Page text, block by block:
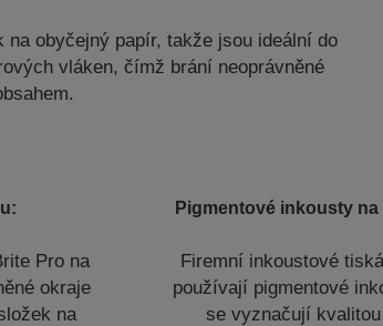
obyčejný papír, takže jsou ideální do
vláken, čímž brání neoprávněné
Pro na
okraje
na
Pigmentové inkousty
Firemní inkoustové
používají pigmentové
se vyznačují